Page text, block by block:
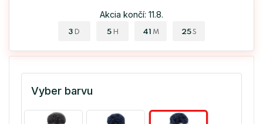
Akcia končí: 11.8.
3 D 5 H 41 M 24 S
Vyber barvu